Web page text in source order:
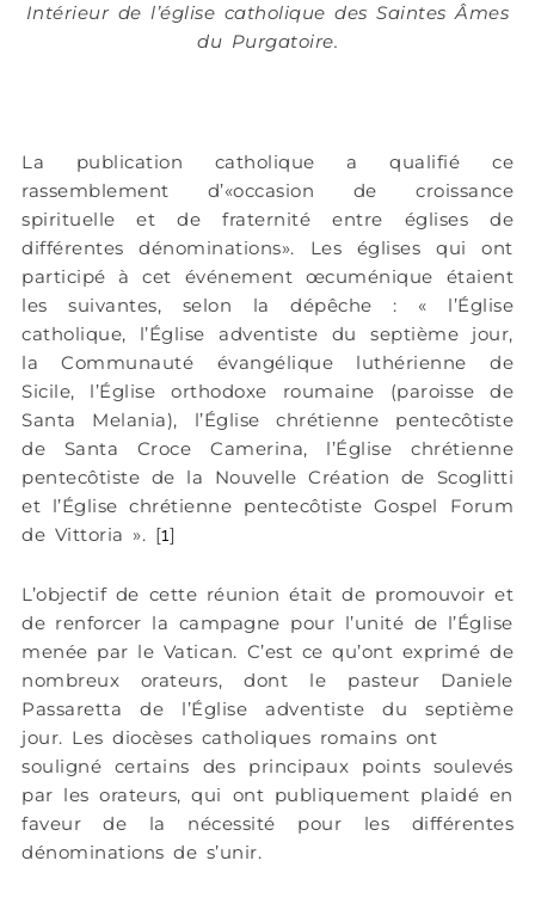
Intérieur de l’église catholique des Saintes Âmes
du Purgatoire.
La publication catholique a qualifié ce
rassemblement d’«occasion de croissance
spirituelle et de fraternité entre églises de
différentes dénominations». Les églises qui ont
participé à cet événement œcuménique étaient
les suivantes, selon la dépêche : « l’Église
catholique, l’Église adventiste du septième jour,
la Communauté évangélique luthérienne de
Sicile, l’Église orthodoxe roumaine (paroisse de
Santa Melania), l’Église chrétienne pentecôtiste
de Santa Croce Camerina, l’Église chrétienne
pentecôtiste de la Nouvelle Création de Scoglitti
et l’Église chrétienne pentecôtiste Gospel Forum
de Vittoria ». [1]
L’objectif de cette réunion était de promouvoir et
de renforcer la campagne pour l’unité de l’Église
menée par le Vatican. C’est ce qu’ont exprimé de
nombreux orateurs, dont le pasteur Daniele
Passaretta de l’Église adventiste du septième
jour. Les diocèses catholiques romains ont
souligné certains des principaux points soulevés
par les orateurs, qui ont publiquement plaidé en
faveur de la nécessité pour les différentes
dénominations de s’unir.